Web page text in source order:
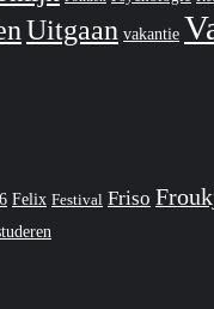
Uitgaan vakantie
Felix Festival Friso